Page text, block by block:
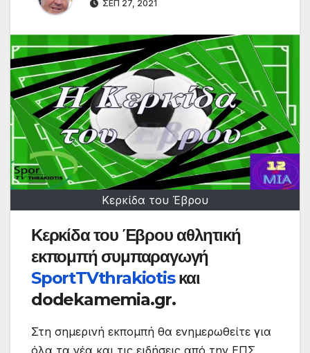
ΣΕΠ 27, 2021
Κερκίδα του Έβρου
Κερκίδα του Έβρου αθλητική
εκπομπή συμπαραγωγή
SportTVthrakiotisκαι
dodekamemia.gr.
Στη σημερινή εκπομπή θα ενημερωθείτε για
όλα τα νέα και τις ειδήσεις από την ΕΠΣ